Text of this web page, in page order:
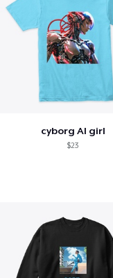
cyborg AI girl
$23